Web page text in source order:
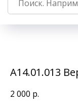
А14.01.013
2 000 р.